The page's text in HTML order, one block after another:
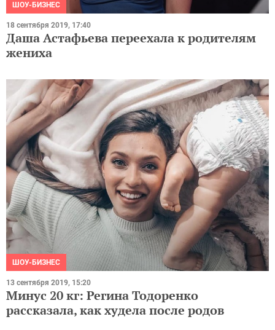
ШОУ-БИЗНЕС
18 сентября 2019, 17:40
Даша Астафьева переехала к родителям
жениха
ШОУ-БИЗНЕС
13 сентября 2019, 15:20
Минус 20 кг: Регина Тодоренко
рассказала, как худела после родов